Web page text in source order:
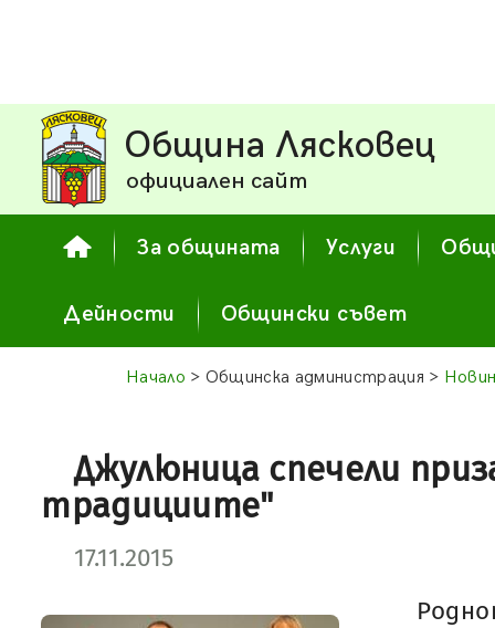
Община Лясковец
официален сайт
За общината Услуги
Дейности Общински съвет
Начало > Общинска администрация >
Джулюница спечели
традициите"
17.11.2015